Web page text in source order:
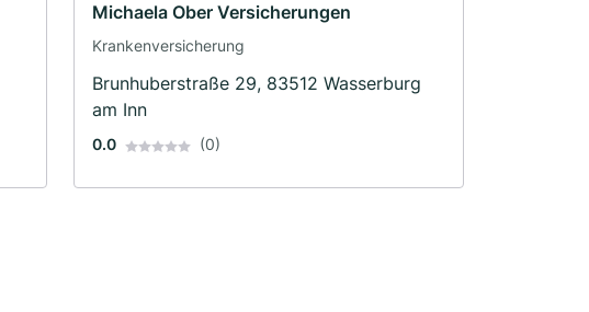
Michaela Ober Versicherungen
Krankenversicherung
Brunhuberstraße 29, 83512 Wasserburg
am Inn
0.0 (0)